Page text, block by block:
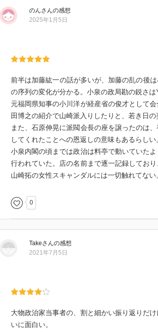
のんさんの感想
2025年1月5日
前半は加藤紘一の話が多いが、加藤の乱の後
の序列の変化が分かる。小泉の政局勘の鋭さは
元福岡県知事の小川洋が経産省の俊才として
田博之の紹介で山崎派入りしたりと、若き日の
また、石原伸晃に派閥会長の座を譲ったのは
してくれたことへの恩返しの意味もあるらしい
小泉内閣の頃までは政治は料亭で動いていた
行われていた。店の名前まで逐一記録してお
山崎拓の女性スキャンダルには一切触れてない
0
Takeさんの感想
2021年7月5日
大物政治家当事者の、割と細かい振り返りだ
いに面白い。